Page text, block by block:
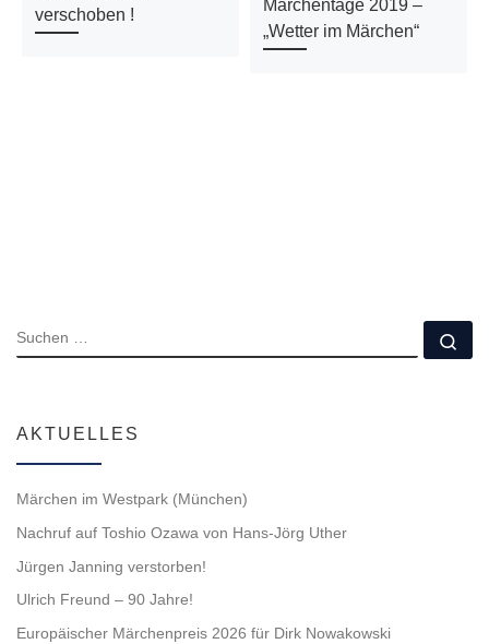
verschoben !
Märchentage 2019 –
„Wetter im Märchen“
SUCHE
AKTUELLES
Märchen im Westpark (München)
Nachruf auf Toshio Ozawa von Hans-Jörg Uther
Jürgen Janning verstorben!
Ulrich Freund – 90 Jahre!
Europäischer Märchenpreis 2026 für Dirk Nowakowski